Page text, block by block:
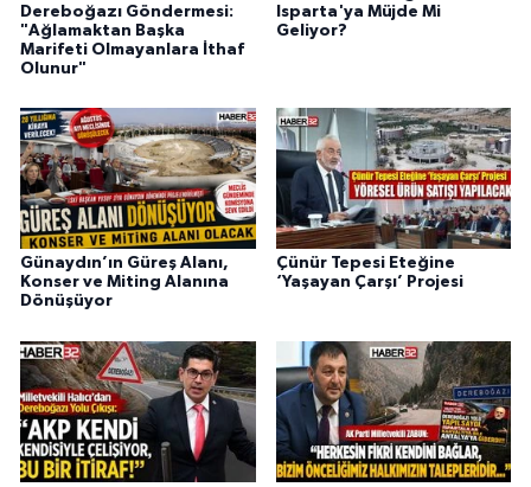
Dereboğazı Göndermesi:
"Ağlamaktan Başka
Marifeti Olmayanlara İthaf
Olunur"
Isparta'ya Müjde Mi
Geliyor?
Günaydın’ın Güreş Alanı,
Konser ve Miting Alanına
Dönüşüyor
Çünür Tepesi Eteğine
‘Yaşayan Çarşı’ Projesi